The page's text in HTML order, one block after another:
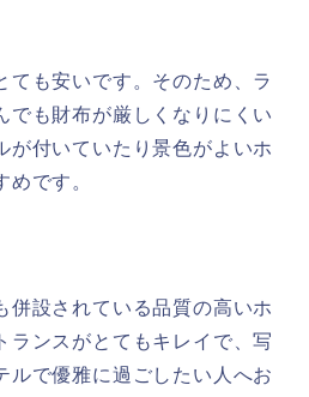
ても安いです。そのため、ラ
でも財布が厳しくなりにくい
が付いていたり景色がよいホ
です。
併設されている品質の高いホ
ランスがとてもキレイで、写
ルで優雅に過ごしたい人へお